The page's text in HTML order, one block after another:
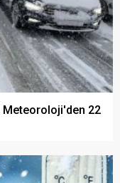
Meteoroloji'den 22